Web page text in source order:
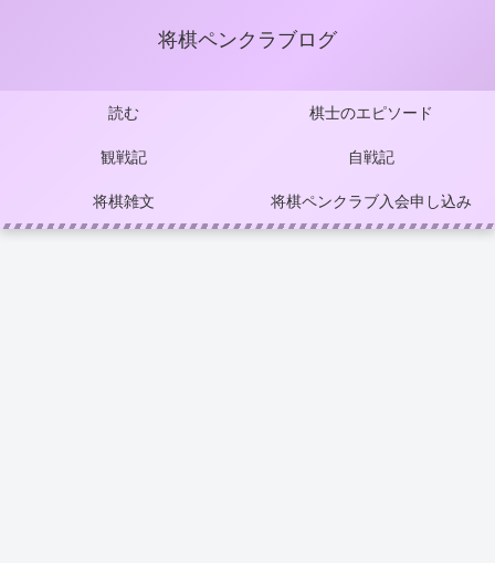
将棋ペンクラブログ
読む 棋士のエピソード
観戦記 自戦記
将棋雑文 将棋ペンクラブ入会申し込み